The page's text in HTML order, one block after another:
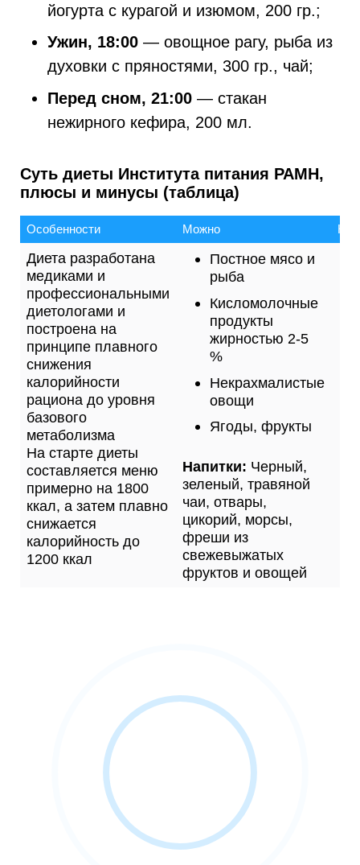
йогурта с курагой и изюмом, 200 гр.;
Ужин, 18:00 — овощное рагу, рыба из
духовки с пряностями, 300 гр., чай;
Перед сном, 21:00 — стакан
нежирного кефира, 200 мл.
Суть диеты Института питания РАМН,
плюсы и минусы (таблица)
Особенности Можно
Диета разработана
медиками и
профессиональными
диетологами и
построена на
принципе плавного
снижения
калорийности
рациона до уровня
базового
метаболизма
На старте диеты
составляется меню
примерно на 1800
ккал, а затем плавно
снижается
калорийность до
1200 ккал
Постное мясо и
рыба
Кисломолочные
продукты
жирностью 2-5
%
Некрахмалистые
овощи
Ягоды, фрукты
Напитки: Черный,
зеленый, травяной
чаи, отвары,
цикорий, морсы,
фреши из
свежевыжатых
фруктов и овощей